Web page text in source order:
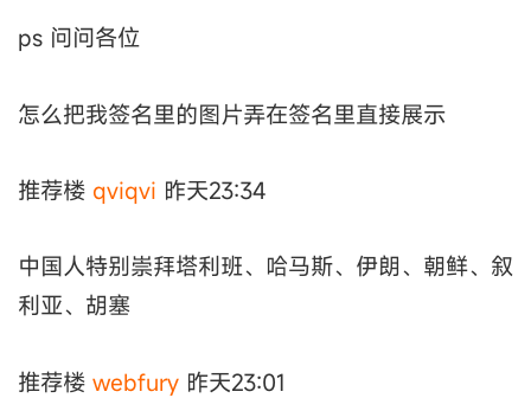
ps 问问各位
怎么把我签名里的图片弄在签名里直接展示
推荐楼 qviqvi 昨天23:34
中国人特别崇拜塔利班、哈马斯、伊朗、朝鲜、叙
利亚、胡塞
推荐楼 webfury 昨天23:01